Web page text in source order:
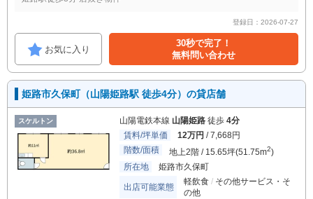
登録日：2026-07-27
お気に入り
30秒で完了！
無料問い合わせ
姫路市久保町（山陽姫路駅 徒歩4分）の貸店舗
スケルトン 山陽電鉄本線 山陽姫路 徒歩 4分
賃料/坪単価
12万円 / 7,668円
階数/面積
地上2階 / 15.65坪(51.75m2)
所在地
姫路市久保町
出店可能業態
軽飲食
その他サービス・そ
の他